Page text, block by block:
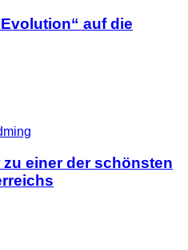
auf die
zu einer der schönsten